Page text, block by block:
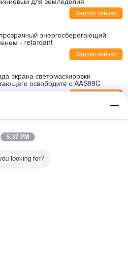
Запрос сейчас
энергосберегающий
- retardant
Запрос сейчас
экрана светомаскировки
освободите с AAS99C
экрана парника
удерживания жары
энергосберегающий дом
5:37 PM
looking for?